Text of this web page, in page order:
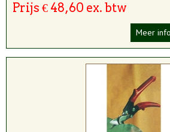
Prijs € 48,60 ex. btw
Meer